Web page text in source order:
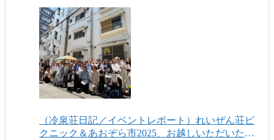
越しいただき、ありがとうございました！
（冷泉荘日記／イベントレポート）れいぜん荘ピ
クニック＆あおぞら市2025、お越しいただいたみ